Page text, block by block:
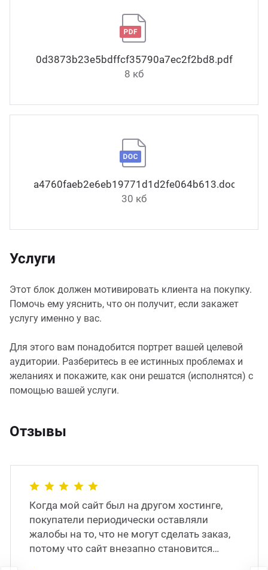
0d3873b23e5bdffcf35790a7ec2f2bd8.pdf
8 кб
a4760faeb2e6eb19771d1d2fe064b613.docx
30 кб
Услуги
Этот блок должен мотивировать клиента на покупку.
Помочь ему уяснить, что он получит, если закажет
услугу именно у вас.
Для этого вам понадобится портрет вашей целевой
аудитории. Разберитесь в ее истинных проблемах и
желаниях и покажите, как они решатся (исполнятся) с
помощью вашей услуги.
Отзывы
Когда мой сайт был на другом хостинге,
покупатели периодически оставляли
жалобы на то, что не могут сделать заказ,
потому что сайт внезапно становится